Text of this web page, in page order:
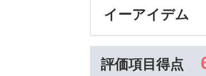
イーアイデム
評価項目得点